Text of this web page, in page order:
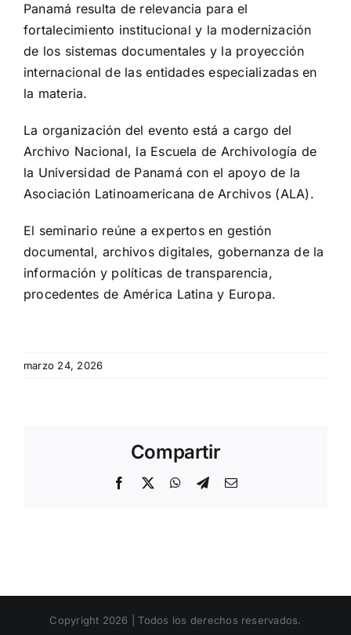
Panamá resulta de relevancia para el
fortalecimiento institucional y la modernización
de los sistemas documentales y la proyección
internacional de las entidades especializadas en
la materia.
La organización del evento está a cargo del
Archivo Nacional, la Escuela de Archivología de
la Universidad de Panamá con el apoyo de la
Asociación Latinoamericana de Archivos (ALA).
El seminario reúne a expertos en gestión
documental, archivos digitales, gobernanza de la
información y políticas de transparencia,
procedentes de América Latina y Europa.
marzo 24, 2026
Compartir
Facebook
X WhatsApp
TelegramEmail
Copyright 2026 | Todos los derechos reservados.